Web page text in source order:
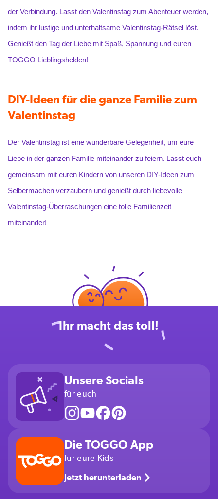
der Verbindung. Lasst den Valentinstag zum Abenteuer werden,
indem ihr lustige und unterhaltsame Valentinstag-Rätsel löst.
Genießt den Tag der Liebe mit Spaß, Spannung und euren
TOGGO Lieblingshelden!
DIY-Ideen für die ganze Familie zum
Valentinstag
Der Valentinstag ist eine wunderbare Gelegenheit, um eure
Liebe in der ganzen Familie miteinander zu feiern. Lasst euch
gemeinsam mit euren Kindern von unseren DIY-Ideen zum
Selbermachen verzaubern und genießt durch liebevolle
Valentinstag-Überraschungen eine tolle Familienzeit
miteinander!
Ihr macht das toll!
Unsere Socials
für euch
Die TOGGO App
für eure Kids
Jetzt herunterladen